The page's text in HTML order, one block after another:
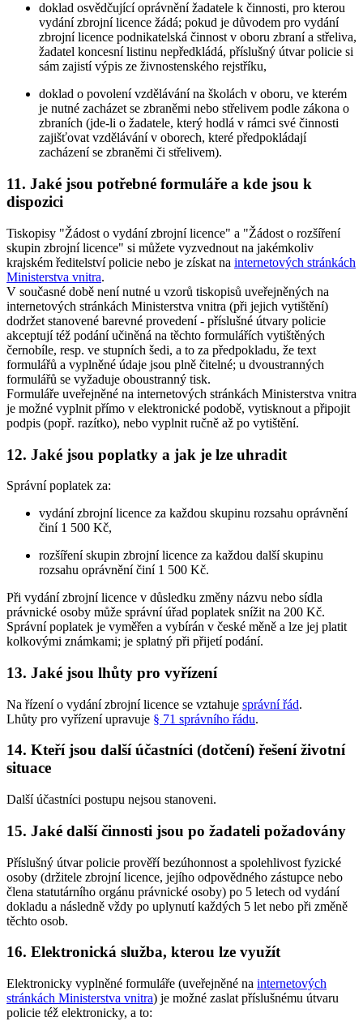
doklad osvědčující oprávnění žadatele k činnosti, pro kterou
vydání zbrojní licence žádá; pokud je důvodem pro vydání
zbrojní licence podnikatelská činnost v oboru zbraní a střeliva,
žadatel koncesní listinu nepředkládá, příslušný útvar policie si
sám zajistí výpis ze živnostenského rejstříku,
doklad o povolení vzdělávání na školách v oboru, ve kterém
je nutné zacházet se zbraněmi nebo střelivem podle zákona o
zbraních (jde-li o žadatele, který hodlá v rámci své činnosti
zajišťovat vzdělávání v oborech, které předpokládají
zacházení se zbraněmi či střelivem).
11. Jaké jsou potřebné formuláře a kde jsou k
dispozici
Tiskopisy "Žádost o vydání zbrojní licence" a "Žádost o rozšíření
skupin zbrojní licence" si můžete vyzvednout na jakémkoliv
krajském ředitelství policie nebo je získat na internetových stránkách
Ministerstva vnitra.
V současné době není nutné u vzorů tiskopisů uveřejněných na
internetových stránkách Ministerstva vnitra (při jejich vytištění)
dodržet stanovené barevné provedení - příslušné útvary policie
akceptují též podání učiněná na těchto formulářích vytištěných
černobíle, resp. ve stupních šedi, a to za předpokladu, že text
formulářů a vyplněné údaje jsou plně čitelné; u dvoustranných
formulářů se vyžaduje oboustranný tisk.
Formuláře uveřejněné na internetových stránkách Ministerstva vnitra
je možné vyplnit přímo v elektronické podobě, vytisknout a připojit
podpis (popř. razítko), nebo vyplnit ručně až po vytištění.
12. Jaké jsou poplatky a jak je lze uhradit
Správní poplatek za:
vydání zbrojní licence za každou skupinu rozsahu oprávnění
činí 1 500 Kč,
rozšíření skupin zbrojní licence za každou další skupinu
rozsahu oprávnění činí 1 500 Kč.
Při vydání zbrojní licence v důsledku změny názvu nebo sídla
právnické osoby může správní úřad poplatek snížit na 200 Kč.
Správní poplatek je vyměřen a vybírán v české měně a lze jej platit
kolkovými známkami; je splatný při přijetí podání.
13. Jaké jsou lhůty pro vyřízení
Na řízení o vydání zbrojní licence se vztahuje správní řád.
Lhůty pro vyřízení upravuje § 71 správního řádu.
14. Kteří jsou další účastníci (dotčení) řešení životní
situace
Další účastníci postupu nejsou stanoveni.
15. Jaké další činnosti jsou po žadateli požadovány
Příslušný útvar policie prověří bezúhonnost a spolehlivost fyzické
osoby (držitele zbrojní licence, jejího odpovědného zástupce nebo
člena statutárního orgánu právnické osoby) po 5 letech od vydání
dokladu a následně vždy po uplynutí každých 5 let nebo při změně
těchto osob.
16. Elektronická služba, kterou lze využít
Elektronicky vyplněné formuláře (uveřejněné na internetových
stránkách Ministerstva vnitra) je možné zaslat příslušnému útvaru
policie též elektronicky, a to: